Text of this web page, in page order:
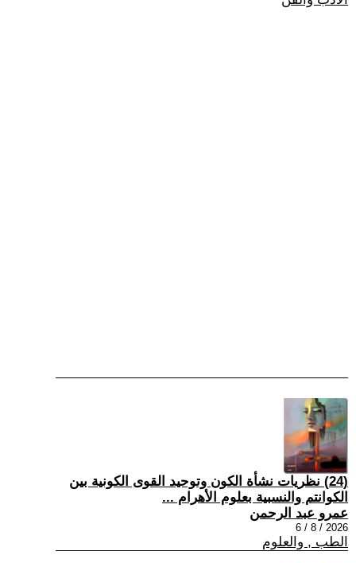
(24) نظريات نشأة الكون وتوحيد القوى الكونية بين
الكوانتم والنسبية بعلوم الأهرام ...
عمرو عبد الرحمن
2026 / 8 / 6
الطب , والعلوم